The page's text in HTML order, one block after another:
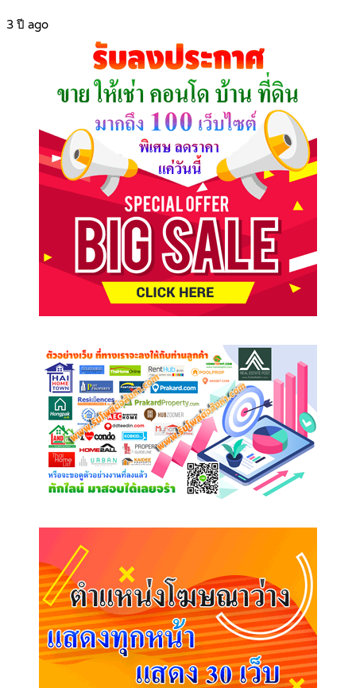
3 ปี ago